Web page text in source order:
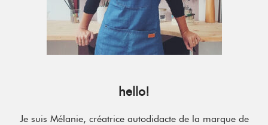
hello!
Je suis Mélanie, créatrice autodidacte de la marque de